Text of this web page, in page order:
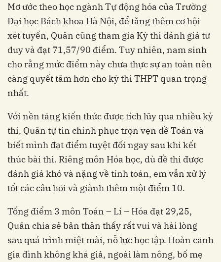
Mơ ước theo học ngành Tự động hóa của Trường
Đại học Bách khoa Hà Nội, để tăng thêm cơ hội
xét tuyển, Quân cũng tham gia Kỳ thi đánh giá tư
duy và đạt 71,57/90 điểm. Tuy nhiên, nam sinh
cho rằng mức điểm này chưa thực sự an toàn nên
càng quyết tâm hơn cho kỳ thi THPT quan trọng
nhất.
Với nền tảng kiến thức được tích lũy qua nhiều kỳ
thi, Quân tự tin chinh phục trọn vẹn đề Toán và
biết mình đạt điểm tuyệt đối ngay sau khi kết
thúc bài thi. Riêng môn Hóa học, dù đề thi được
đánh giá khó và nặng về tính toán, em vẫn xử lý
tốt các câu hỏi và giành thêm một điểm 10.
Tổng điểm 3 môn Toán – Lí – Hóa đạt 29,25,
Quân chia sẻ bản thân thấy rất vui và hài lòng
sau quá trình miệt mài, nỗ lực học tập. Hoàn cảnh
gia đình không khá giả, ngoài làm nông, bố mẹ